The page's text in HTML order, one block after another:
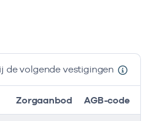
de volgende vestigingen
Zorgaanbod AGB-code